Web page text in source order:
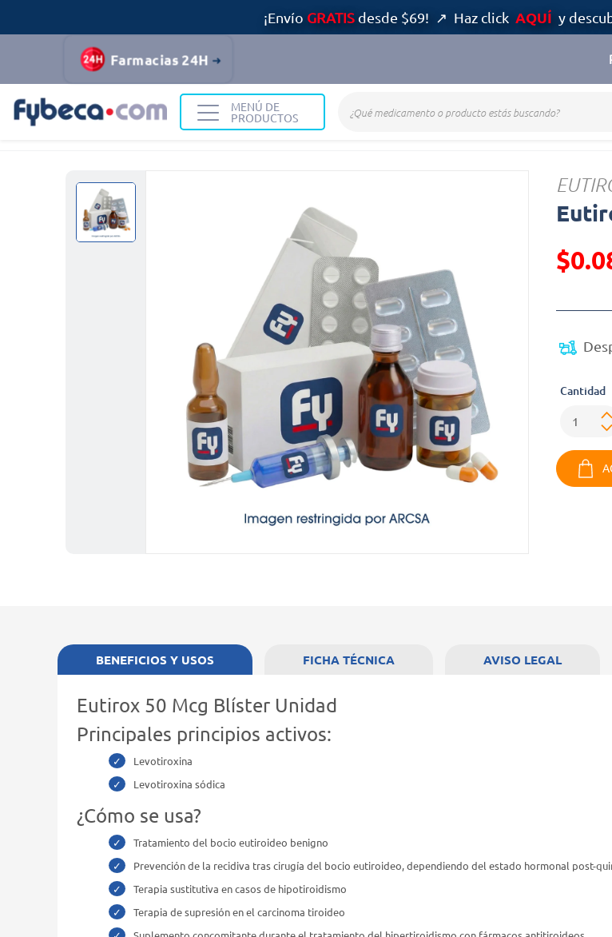
¡Envío GRATISdesde $69! ↗ Haz click AQUÍ y
Farmacias 24H
MENÚ DE
PRODUCTOS
Medicinas Tiroides Eutirox
Precio
Cantidad
BENEFICIOS Y USOS
Eutirox 50 Mcg Blíster Unidad
Principales principios activos:
Levotiroxina
Levotiroxina sódica
¿Cómo se usa?
Tratamiento del bocio eutiroideo benigno
Prevención de la recidiva tras cirugía del bocio eutiroideo, dependiendo del estado hormonal post-
Terapia sustitutiva en casos de hipotiroidismo
Terapia de supresión en el carcinoma tiroideo
FICHA TÉCNICA AVISO LEGAL